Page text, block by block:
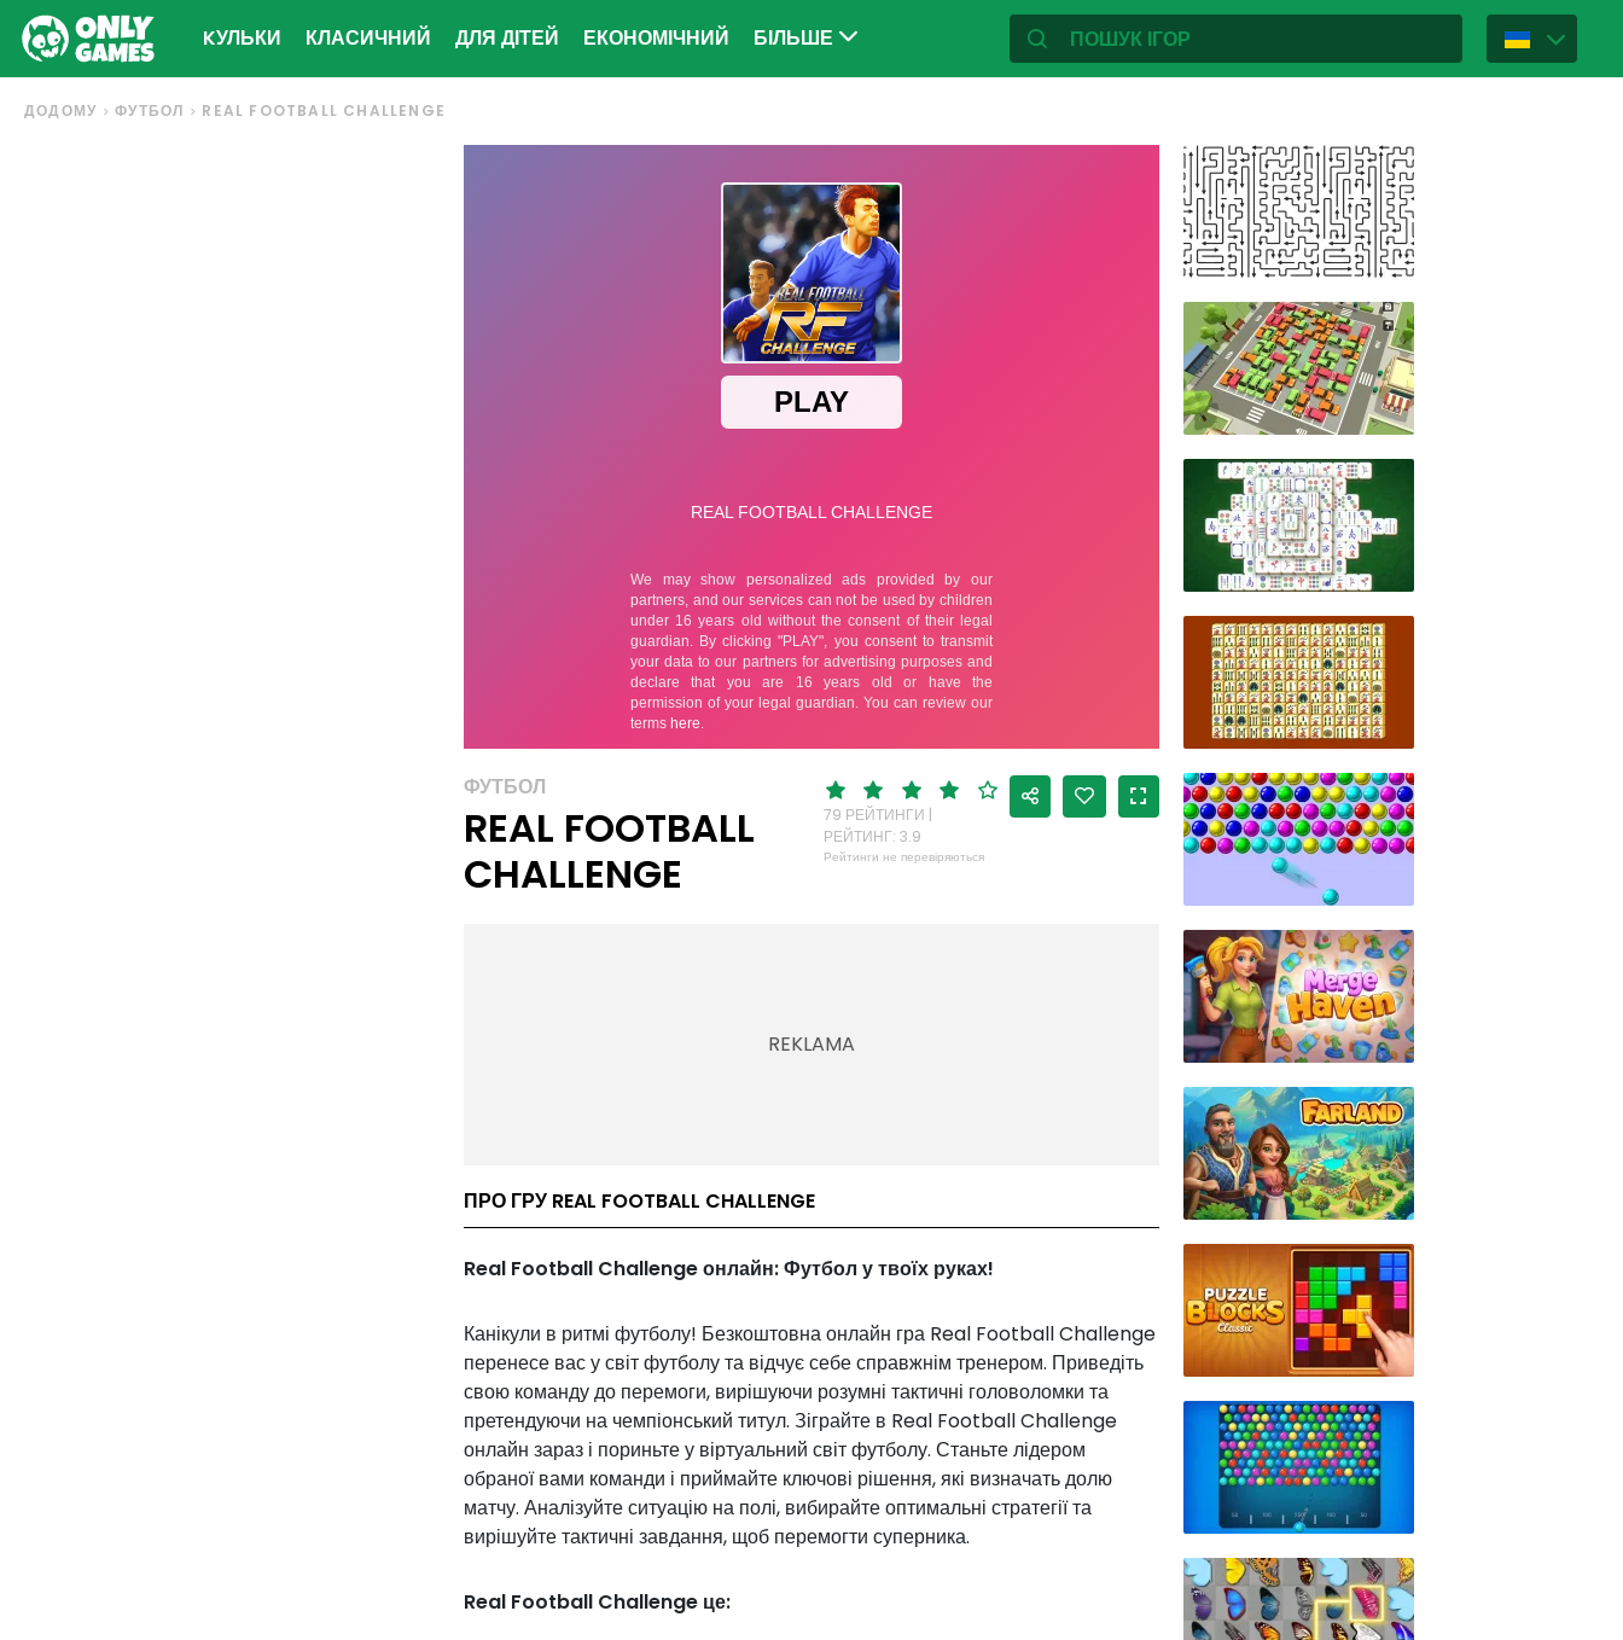
KУЛЬКИ КЛАСИЧНИЙ ДЛЯ ДІТЕЙ ЕКОНОМІЧНИЙ БІЛЬШЕ
ДОДОМУ ФУТБОЛ REAL FOOTBALL CHALLENGE
ФУТБОЛ
REAL FOOTBALL
CHALLENGE
79 РЕЙТИНГИ |
РЕЙТИНГ: 3.9
Рейтинги не перевіряються
ПРО ГРУ REAL FOOTBALL CHALLENGE
Real Football Challenge онлайн: Футбол у твоїх руках!
Канікули в ритмі футболу! Безкоштовна онлайн гра Real Football Challenge
перенесе вас у світ футболу та відчує себе справжнім тренером. Приведіть
свою команду до перемоги, вирішуючи розумні тактичні головоломки та
претендуючи на чемпіонський титул. Зіграйте в Real Football Challenge
онлайн зараз і пориньте у віртуальний світ футболу. Станьте лідером
обраної вами команди і приймайте ключові рішення, які визначать долю
матчу. Аналізуйте ситуацію на полі, вибирайте оптимальні стратегії та
вирішуйте тактичні завдання, щоб перемогти суперника.
Real Football Challenge це: